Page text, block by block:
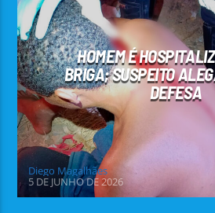
HOMEM É
BRIGA; SUSPEITO
DEFESA
Diego Magalhães
5 DE JUNHO DE 2026